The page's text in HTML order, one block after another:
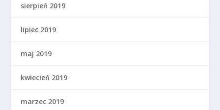
sierpień 2019
lipiec 2019
maj 2019
kwiecień 2019
marzec 2019